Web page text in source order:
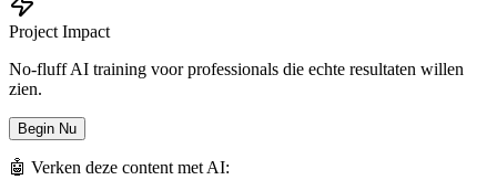
Project Impact
No-fluff AI training voor professionals die echte resultaten willen
zien.
Begin Nu
🤖 Verken deze content met AI: